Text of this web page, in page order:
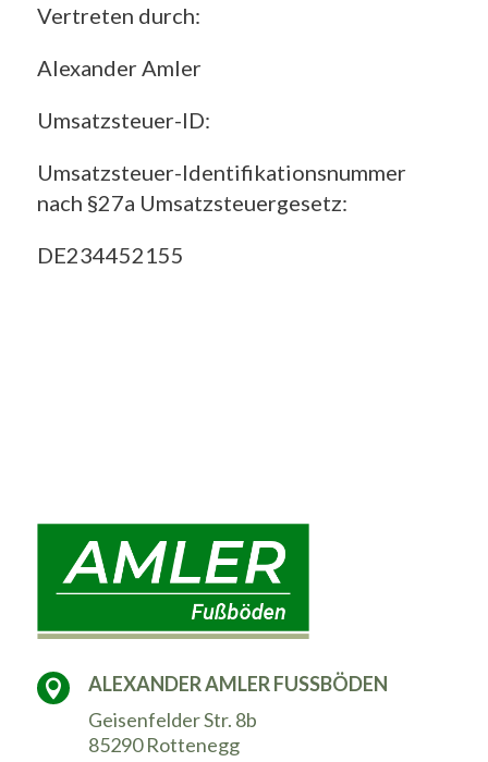
Vertreten durch:
Alexander Amler
Umsatzsteuer-ID:
Umsatzsteuer-Identifikationsnummer
nach §27a Umsatzsteuergesetz:
DE234452155

ALEXANDER AMLER FUSSBÖDEN
Geisenfelder Str. 8b
85290 Rottenegg